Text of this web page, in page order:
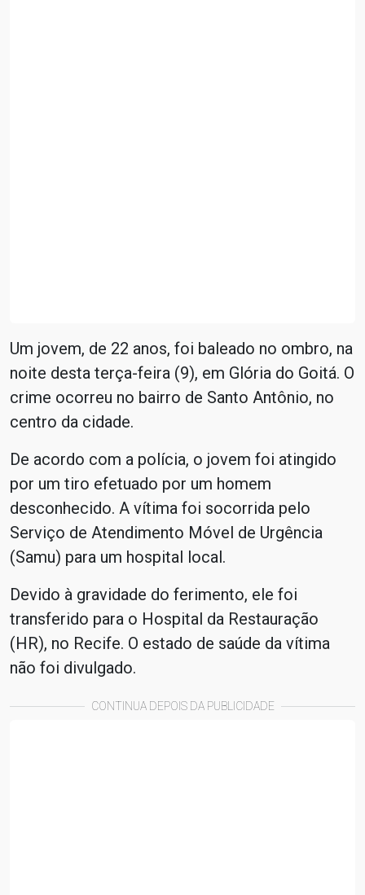
Um jovem, de 22 anos, foi baleado no ombro, na
noite desta terça-feira (9), em Glória do Goitá. O
crime ocorreu no bairro de Santo Antônio, no
centro da cidade.
De acordo com a polícia, o jovem foi atingido
por um tiro efetuado por um homem
desconhecido. A vítima foi socorrida pelo
Serviço de Atendimento Móvel de Urgência
(Samu) para um hospital local.
Devido à gravidade do ferimento, ele foi
transferido para o Hospital da Restauração
(HR), no Recife. O estado de saúde da vítima
não foi divulgado.
CONTINUA DEPOIS DA PUBLICIDADE